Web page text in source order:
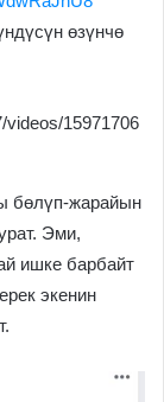
өзүнчө
videos/15971706
бөлүп-жарайын
Эми,
ишке барбайт
экенин